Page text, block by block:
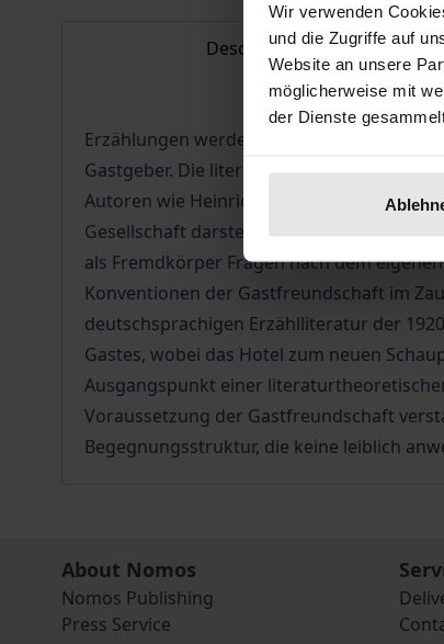
Wir verwenden
und die Zugriffe auf
Website an unsere
möglicherweise mit
der Dienste
Description
Erzählungen werden nicht nur im
Gastgeber. Die literarische Darstellung
Autoren wie Heinrich von Kleist, E.T.A.
Gesellschaft darstellt noch vollends
als Fremdkörper Fragen nach dem
Konventionen der Gastfreundschaft im
deutschsprachigen Erzählliteratur der
Gastes, wobei das Hotel zum neuen
Ausgangspunkt einer
Voraussetzung der Gastfreundschaft
Begegnungsstruktur, die keine leiblich
About Nomos
Nomos Publishing
Press Service